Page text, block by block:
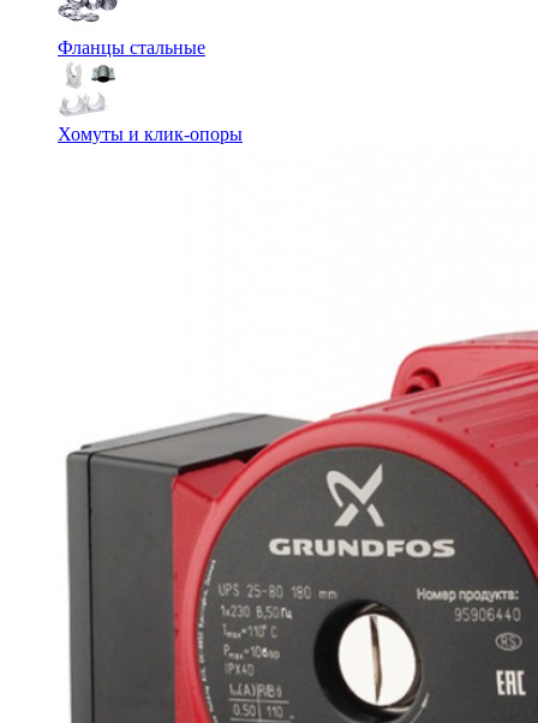
Фланцы стальные
Хомуты и клик-опоры